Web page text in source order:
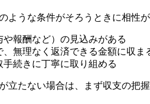
ような条件がそろうときに相性が
や報酬など）の見込みがある
、無理なく返済できる金額に収ま
手続きに丁寧に取り組める
立たない場合は、まず収支の把